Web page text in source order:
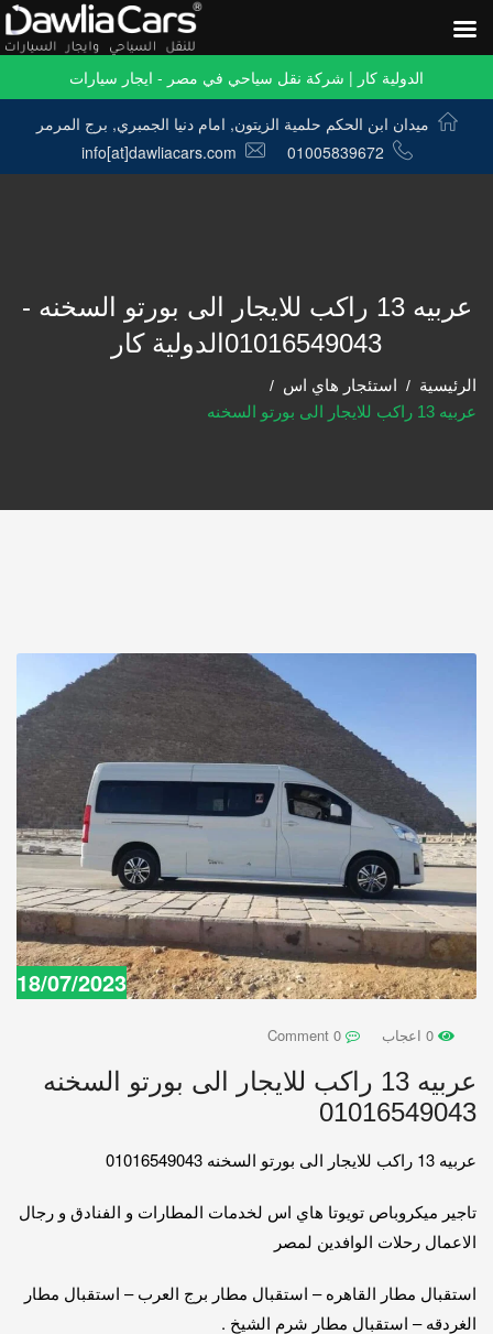
الدولية كار | شركة نقل سياحي في مصر - ايجار سيارات
ميدان ابن الحكم حلمية الزيتون, امام دنيا الجمبري, برج المرمر
01005839672
info[at]dawliacars.com
عربيه 13 راكب للايجار الى بورتو السخنه -
01016549043الدولية كار
الرئيسية
استئجار هاي اس
عربيه 13 راكب للايجار الى بورتو السخنه
18/07/2023
عربيه 13 راكب للايجار الى بورتو السخنه
01016549043
عربيه 13 راكب للايجار الى بورتو السخنه 01016549043
تاجير ميكروباص تويوتا هاي اس لخدمات المطارات و الفنادق و رجال
الاعمال رحلات الوافدين لمصر
استقبال مطار القاهره – استقبال مطار برج العرب – استقبال مطار
الغردقه – استقبال مطار شرم الشيخ .